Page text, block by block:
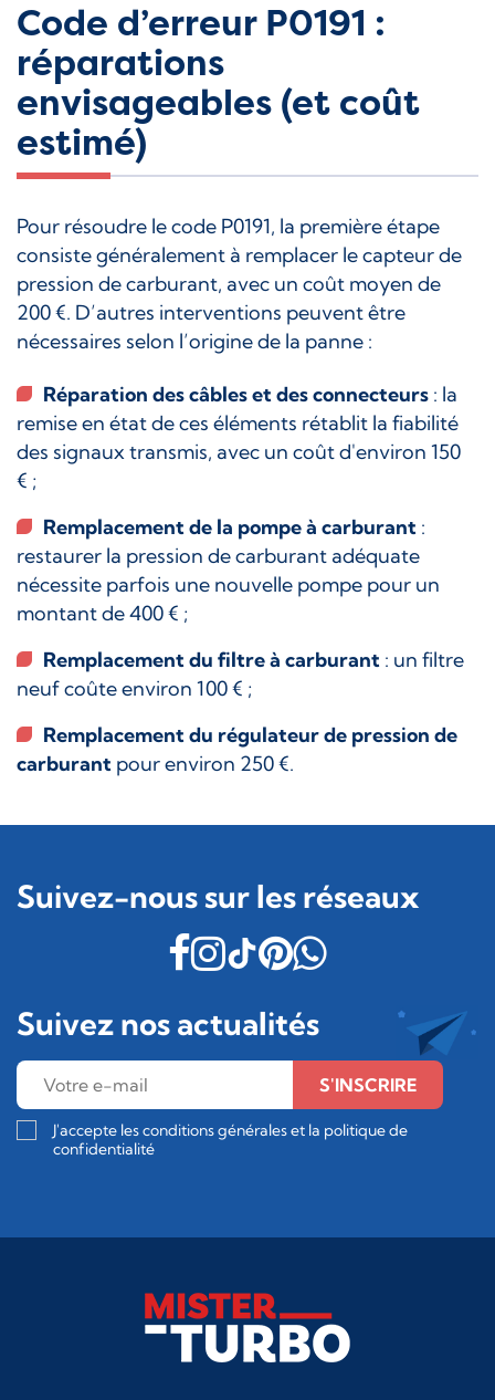
Code d’erreur P0191 :
réparations
envisageables (et coût
estimé)
Pour résoudre le code P0191, la première étape
consiste généralement à remplacer le capteur de
pression de carburant, avec un coût moyen de
200 €. D’autres interventions peuvent être
nécessaires selon l’origine de la panne :
Réparation des câbles et des connecteurs : la
remise en état de ces éléments rétablit la fiabilité
des signaux transmis, avec un coût d'environ 150
€ ;
Remplacement de la pompe à carburant :
restaurer la pression de carburant adéquate
nécessite parfois une nouvelle pompe pour un
montant de 400 € ;
Remplacement du filtre à carburant : un filtre
neuf coûte environ 100 € ;
Remplacement du régulateur de pression de
carburant pour environ 250 €.
Suivez-nous sur les réseaux
Suivez nos actualités
S'INSCRIRE
J'accepte les conditions générales et la politique de
confidentialité